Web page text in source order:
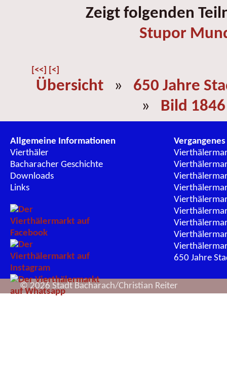
Zeigt folgenden
Stupor
[<<] [<]
Übersicht » 650 Jahre
» Bild 1846
Allgemeine Informationen
Vierthäler
Bacharacher Geschichte
Downloads
Links
Vergangenes
650 Jahre
© 2026 Stadt Bacharach/Christian Reiter